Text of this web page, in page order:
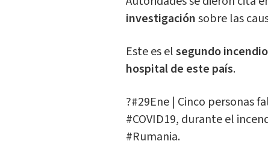
investigaciónsobre las
Este es elsegundo incendio
hospital de este país.
?#29Ene| Cinco personas
#COVID19, durante el
#Rumania.